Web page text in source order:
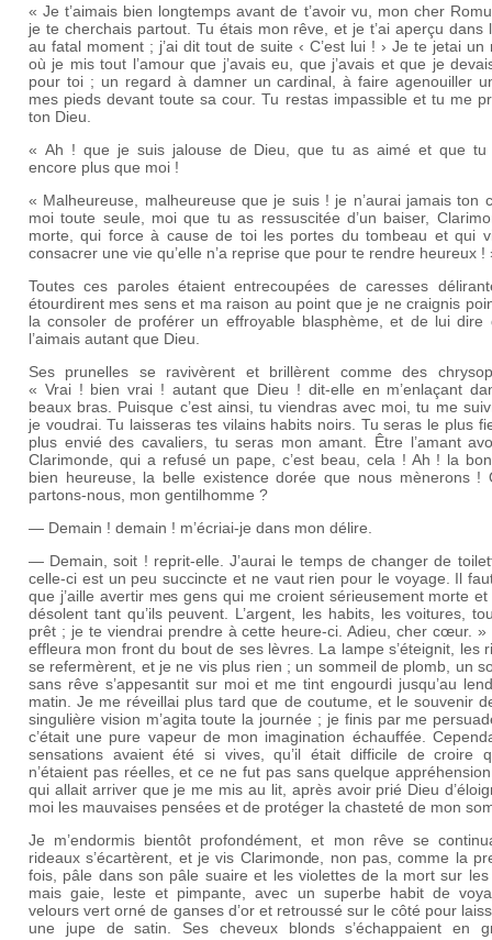
« Je t’aimais bien longtemps avant de t’avoir vu, mon cher
je te cherchais partout. Tu étais mon rêve, et je t’ai aperçu dans
au fatal moment ; j’ai dit tout de suite ‹ C’est lui ! › Je te jetai un
où je mis tout l’amour que j’avais eu, que j’avais et que je
pour toi ; un regard à damner un cardinal, à faire agenouiller
mes pieds devant toute sa cour. Tu restas impassible et tu me
ton Dieu.
« Ah ! que je suis jalouse de Dieu, que tu as aimé et que tu
encore plus que moi !
« Malheureuse, malheureuse que je suis ! je n’aurai jamais ton
moi toute seule, moi que tu as ressuscitée d’un baiser,
morte, qui force à cause de toi les portes du tombeau et qui
consacrer une vie qu’elle n’a reprise que pour te rendre heureux !
Toutes ces paroles étaient entrecoupées de caresses
étourdirent mes sens et ma raison au point que je ne craignis
la consoler de proférer un effroyable blasphème, et de lui dire
l’aimais autant que Dieu.
Ses prunelles se ravivèrent et brillèrent comme des
« Vrai ! bien vrai ! autant que Dieu ! dit-elle en m’enlaçant
beaux bras. Puisque c’est ainsi, tu viendras avec moi, tu me
je voudrai. Tu laisseras tes vilains habits noirs. Tu seras le plus
plus envié des cavaliers, tu seras mon amant. Être l’amant
Clarimonde, qui a refusé un pape, c’est beau, cela ! Ah ! la
bien heureuse, la belle existence dorée que nous mènerons !
partons-nous, mon gentilhomme ?
— Demain ! demain ! m’écriai-je dans mon délire.
— Demain, soit ! reprit-elle. J’aurai le temps de changer de
celle-ci est un peu succincte et ne vaut rien pour le voyage. Il
que j’aille avertir mes gens qui me croient sérieusement morte
désolent tant qu’ils peuvent. L’argent, les habits, les voitures,
prêt ; je te viendrai prendre à cette heure-ci. Adieu, cher cœur. »
effleura mon front du bout de ses lèvres. La lampe s’éteignit, les
se refermèrent, et je ne vis plus rien ; un sommeil de plomb, un
sans rêve s’appesantit sur moi et me tint engourdi jusqu’au
matin. Je me réveillai plus tard que de coutume, et le souvenir
singulière vision m’agita toute la journée ; je finis par me
c’était une pure vapeur de mon imagination échauffée.
sensations avaient été si vives, qu’il était difficile de croire
n’étaient pas réelles, et ce ne fut pas sans quelque
qui allait arriver que je me mis au lit, après avoir prié Dieu
moi les mauvaises pensées et de protéger la chasteté de mon
Je m’endormis bientôt profondément, et mon rêve se
rideaux s’écartèrent, et je vis Clarimonde, non pas, comme la
fois, pâle dans son pâle suaire et les violettes de la mort sur les
mais gaie, leste et pimpante, avec un superbe habit de
velours vert orné de ganses d’or et retroussé sur le côté pour
une jupe de satin. Ses cheveux blonds s’échappaient en